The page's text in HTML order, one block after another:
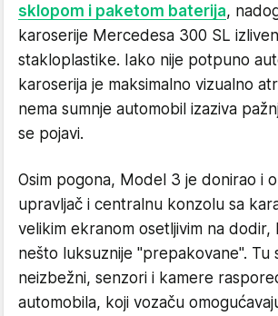
sklopom i paketom baterija,
karoserije Mercedesa 300 SL
stakloplastike. Iako nije potpuno
karoserija je maksimalno vizualno
nema sumnje automobil izaziva
se pojavi.
Osim pogona, Model 3 je donirao i
upravljač i centralnu konzolu sa
velikim ekranom osetljivim na dodir,
nešto luksuznije "prepakovane". Tu
neizbežni, senzori i kamere
automobila, koji vozaču